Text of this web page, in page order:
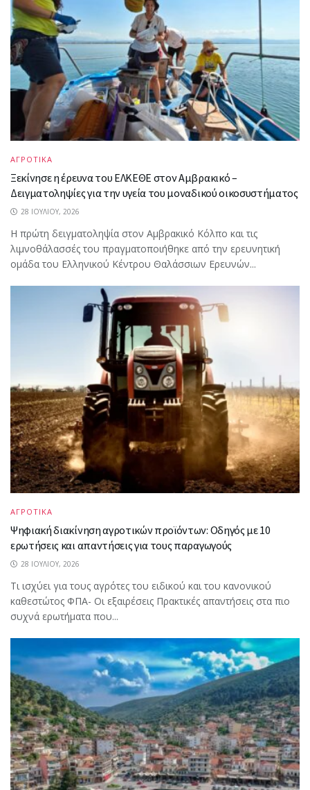
ΑΓΡΟΤΙΚΑ
Ξεκίνησε η έρευνα του ΕΛΚΕΘΕ στον Αμβρακικό –
Δειγματοληψίες για την υγεία του μοναδικού οικοσυστήματος
28 ΙΟΥΛΊΟΥ, 2026
Η πρώτη δειγματοληψία στον Αμβρακικό Κόλπο και τις
λιμνοθάλασσές του πραγματοποιήθηκε από την ερευνητική
ομάδα του Ελληνικού Κέντρου Θαλάσσιων Ερευνών...
ΑΓΡΟΤΙΚΑ
Ψηφιακή διακίνηση αγροτικών προϊόντων: Οδηγός με 10
ερωτήσεις και απαντήσεις για τους παραγωγούς
28 ΙΟΥΛΊΟΥ, 2026
Τι ισχύει για τους αγρότες του ειδικού και του κανονικού
καθεστώτος ΦΠΑ- Οι εξαιρέσεις Πρακτικές απαντήσεις στα πιο
συχνά ερωτήματα που...